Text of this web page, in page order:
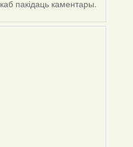
каб пакідаць каментары.